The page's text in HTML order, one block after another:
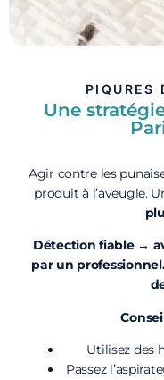
PIQURES
Une
Agir contre les
produit à l’aveugle.
Détection fiable →
par un
Utilisez des
Passez